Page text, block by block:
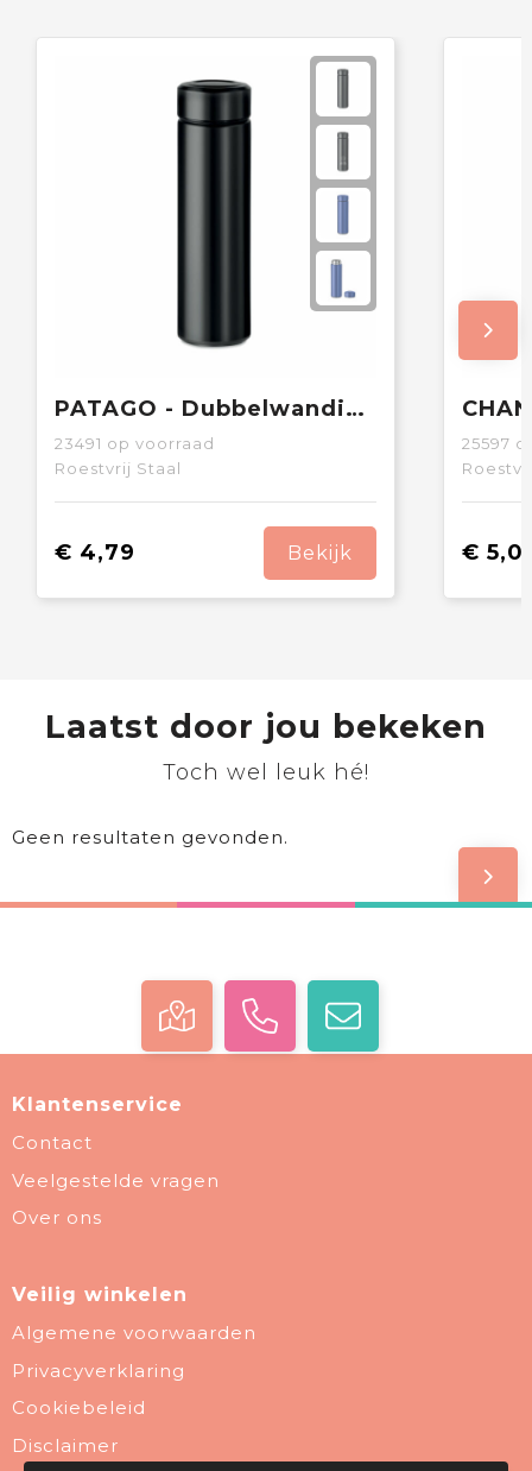
PATAGO - Dubbelwandige drinkfles 425 ml
23491 op voorraad
Roestvrij Staal
€ 4,79 Bekijk
25597
€
Laatst door jou bekeken
Toch wel leuk hé!
Geen resultaten gevonden.
Klantenservice
Contact
Veelgestelde vragen
Over ons
Veilig winkelen
Algemene voorwaarden
Privacyverklaring
Cookiebeleid
Disclaimer